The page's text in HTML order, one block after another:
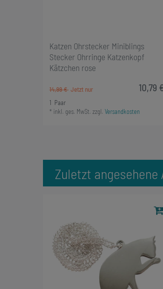
Katzen Ohrstecker Miniblings
Stecker Ohrringe Katzenkopf
Kätzchen rose
14,99 € 10,79
1 Paar
* inkl. ges. MwSt. zzgl. Versandkosten
Zuletzt angesehene